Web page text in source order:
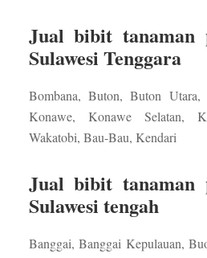
Jual bibit tanaman
Sulawesi Tenggara
Bombana, Buton, Buton
Konawe, Konawe Selatan,
Wakatobi, Bau-Bau, Kendari
Jual bibit tanaman
Sulawesi tengah
Banggai, Banggai Kepulauan,